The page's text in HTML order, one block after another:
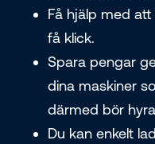
Få hjälp med
få klick.
Spara pengar
dina maskiner
därmed bör
Du kan enkelt